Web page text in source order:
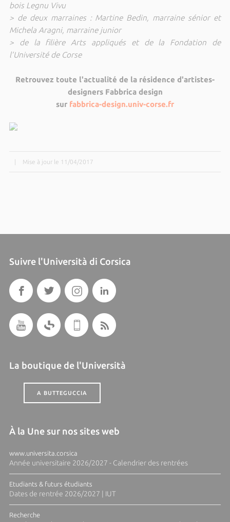
bois Legnu Vivu
> de deux marraines : Martine Bedin, marraine sénior et
Michela Aragni, marraine junior
> de la filière Arts appliqués et de la Fondation de
l’Université de Corse
Retrouvez toute l'actualité de la résidence d'artistes-
designers Fabbrica design
sur fabbrica-design.univ-corse.fr
Mise à jour le 11/04/2017
Suivre l'Università di Corsica
La boutique de l'Università
A BUTTEGUCCIA
À la Une sur nos sites web
www.universita.corsica
Année universitaire 2026/2027 - Calendrier des rentrées
Etudiants & futurs étudiants
Dates de rentrée 2026/2027 | IUT
Recherche